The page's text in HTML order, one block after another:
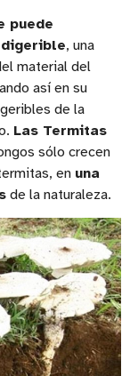
puede
, una
material del
así en su
de la
Las Termitas
sólo crecen
en una
de la naturaleza.